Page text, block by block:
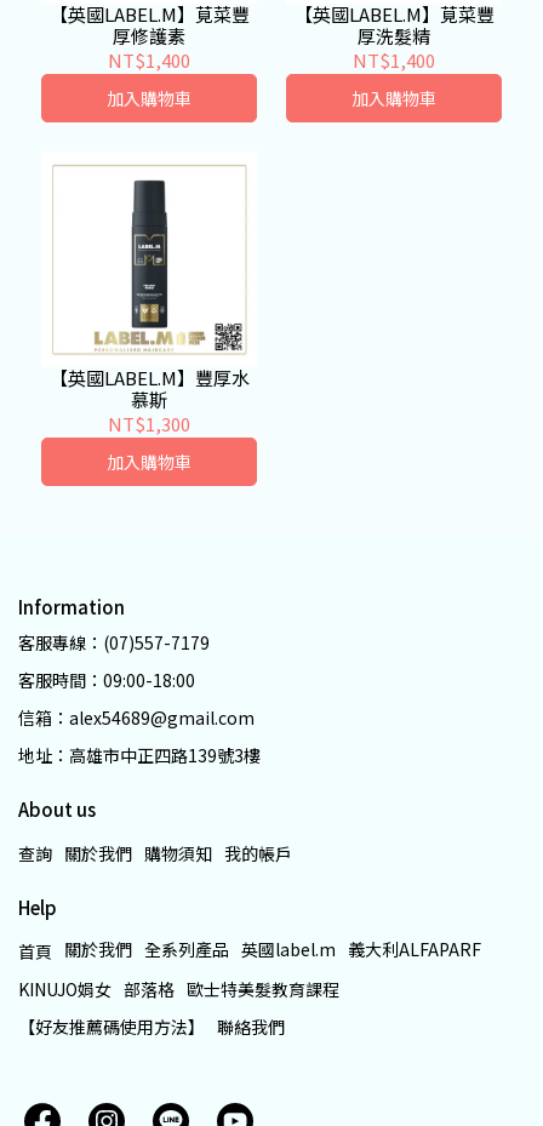
【英國LABEL.M】莧菜豐
厚修護素
NT$1,400
加入購物車
【英國LABEL.M】莧菜豐
厚洗髮精
NT$1,400
加入購物車
【英國LABEL.M】豐厚水
慕斯
NT$1,300
加入購物車
Information
客服專線：(07)557-7179
客服時間：09:00-18:00
信箱：alex54689@gmail.com
地址：高雄市中正四路139號3樓
About us
查詢 關於我們 購物須知 我的帳戶
Help
首頁 關於我們 全系列產品 英國label.m 義大利ALFAPARF
KINUJO娟女 部落格 歐士特美髮教育課程
【好友推薦碼使用方法】
聯絡我們